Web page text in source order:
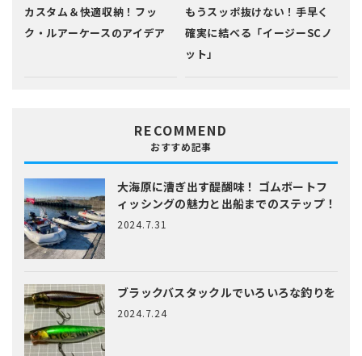
カスタム＆快適収納！フッ
ク・ルアーケースのアイデア
もうスッポ抜けない！手早く
確実に結べる「イージーSCノ
ット」
RECOMMEND
おすすめ記事
大海原に漕ぎ出す醍醐味！ ゴムボートフ
ィッシングの魅力と出船までのステップ！
2024.7.31
ブラックバスタックルでいろいろな釣りを
2024.7.24